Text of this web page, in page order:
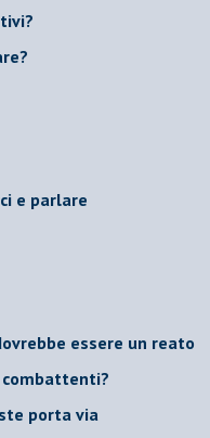
e parlare
essere un reato
combattenti?
porta via